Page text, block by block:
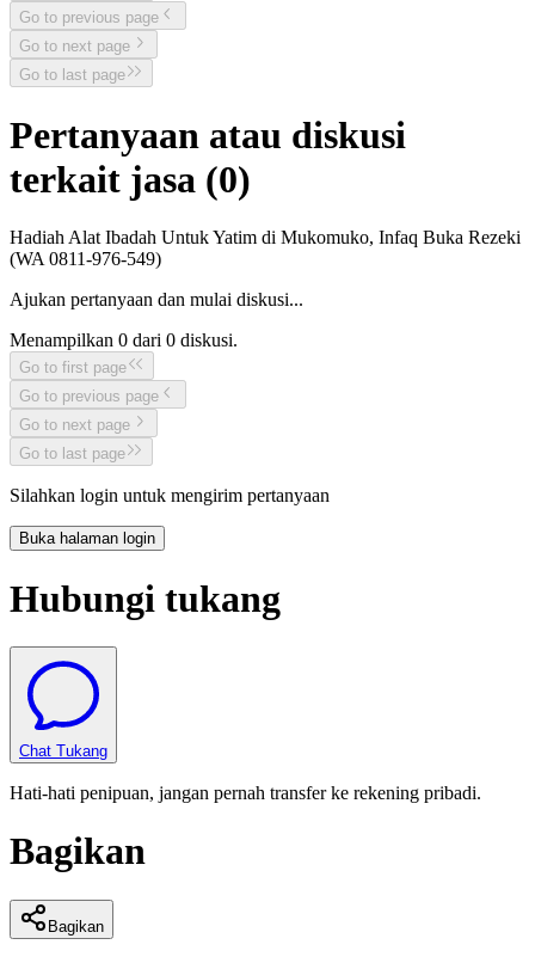
Go to previous page
Go to next page
Go to last page
Pertanyaan atau diskusi
terkait jasa (0)
Hadiah Alat Ibadah Untuk Yatim di Mukomuko, Infaq Buka Rezeki
(WA 0811-976-549)
Ajukan pertanyaan dan mulai diskusi...
Menampilkan 0 dari 0 diskusi.
Go to first page
Go to previous page
Go to next page
Go to last page
Silahkan login untuk mengirim pertanyaan
Buka halaman login
Hubungi tukang
Chat Tukang
Hati-hati penipuan, jangan pernah transfer ke rekening pribadi.
Bagikan
Bagikan